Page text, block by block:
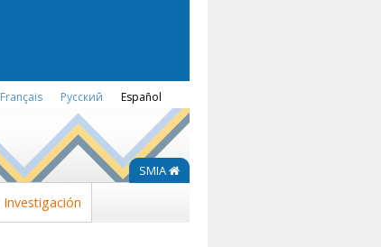
Français Русский Español
SMIA
Investigación